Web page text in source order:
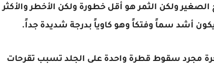
الصغير ولكن الثمر هو أقل خطورة ولكن الأخطر والأكثر
أشد سماً وفتكاً وهو كاوياً بدرجة شديدة جداً.
مجرد سقوط قطرة واحدة على الجلد تسبب تقرحات